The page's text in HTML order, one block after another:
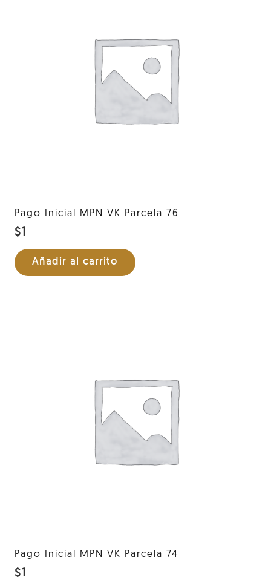
Pago Inicial MPN VK Parcela 76
$1
Añadir al carrito
Pago Inicial MPN VK Parcela 74
$ 1